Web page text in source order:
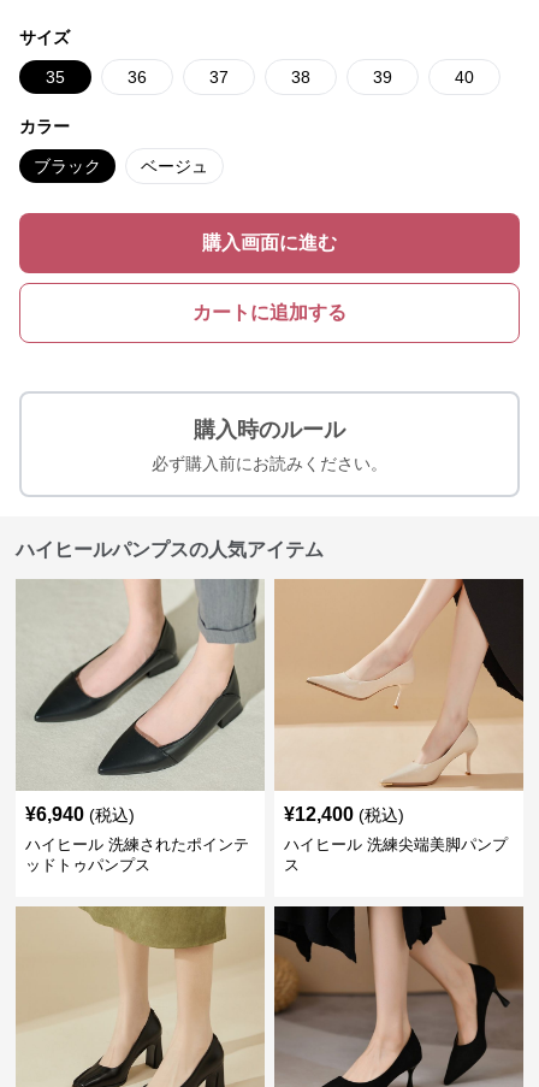
サイズ
35 36 37 38 39 40
カラー
ブラック ベージュ
購入画面に進む
カートに追加する
購入時のルール
必ず購入前にお読みください。
ハイヒールパンプスの人気アイテム
¥6,940 (税込)
ハイヒール 洗練されたポインテ
ッドトゥパンプス
¥12,400 (税込)
ハイヒール 洗練尖端美脚パンプ
ス